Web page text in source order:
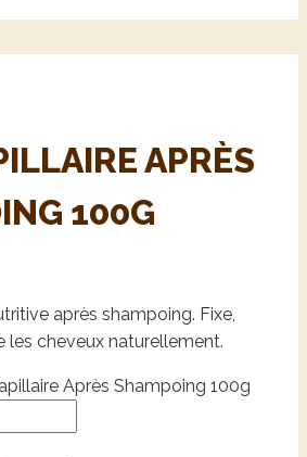
APRÈS
100G
après shampoing. Fixe,
les cheveux naturellement.
Après Shampoing 100g